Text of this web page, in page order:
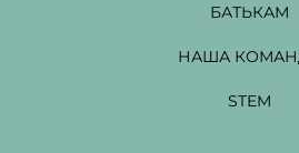
БАТЬКАМ
НАША
STEM